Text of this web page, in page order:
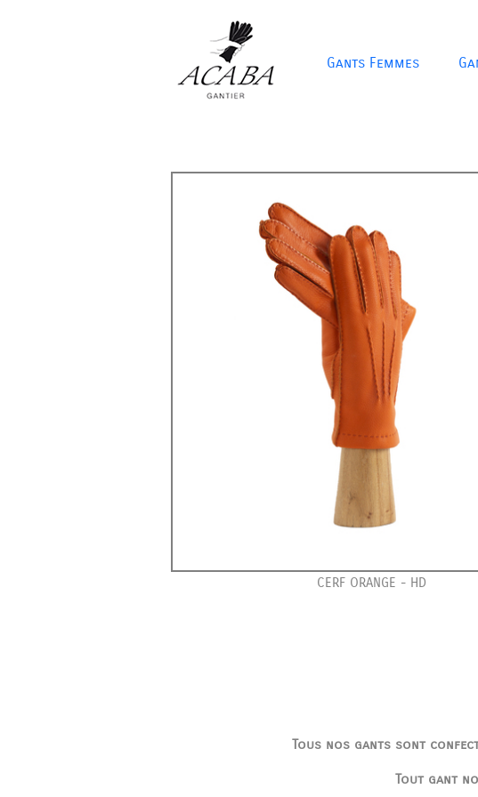
Gants Femmes
CERF ORANGE - HD
Tous nos gants sont
Tout gant